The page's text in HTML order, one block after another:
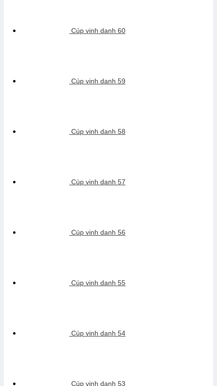
Cúp vinh danh 60
Cúp vinh danh 59
Cúp vinh danh 58
Cúp vinh danh 57
Cúp vinh danh 56
Cúp vinh danh 55
Cúp vinh danh 54
Cúp vinh danh 53